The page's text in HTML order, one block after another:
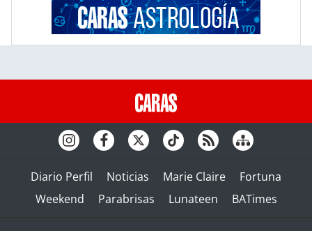
Diario Perfil Noticias Marie Claire
Fortuna
Weekend
Parabrisas Lunateen BATimes